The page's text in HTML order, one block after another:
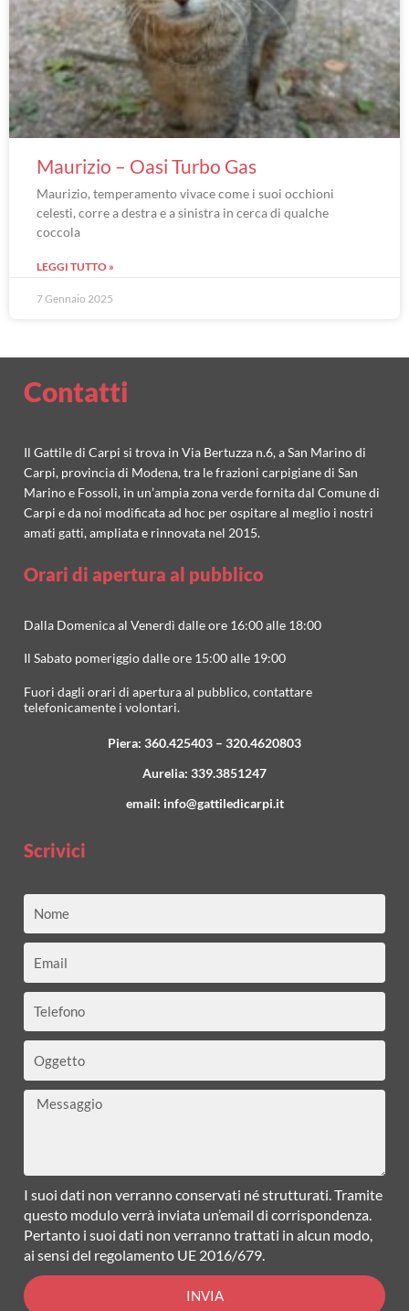
Maurizio – Oasi Turbo Gas
Maurizio, temperamento vivace come i suoi occhioni
celesti, corre a destra e a sinistra in cerca di qualche
coccola
LEGGI TUTTO »
7 Gennaio 2025
Contatti
Il Gattile di Carpi si trova in Via Bertuzza n.6, a San Marino di
Carpi, provincia di Modena, tra le frazioni carpigiane di San
Marino e Fossoli, in un’ampia zona verde fornita dal Comune di
Carpi e da noi modificata ad hoc per ospitare al meglio i nostri
amati gatti, ampliata e rinnovata nel 2015.
Orari di apertura al pubblico
Dalla Domenica al Venerdì dalle ore 16:00 alle 18:00
Il Sabato pomeriggio dalle ore 15:00 alle 19:00
Fuori dagli orari di apertura al pubblico, contattare
telefonicamente i volontari.
Piera: 360.425403 – 320.4620803
Aurelia: 339.3851247
email: info@gattiledicarpi.it
Scrivici
Messaggio
I suoi dati non verranno conservati né strutturati. Tramite
questo modulo verrà inviata un’email di corrispondenza.
Pertanto i suoi dati non verranno trattati in alcun modo,
ai sensi del regolamento UE 2016/679.
INVIA